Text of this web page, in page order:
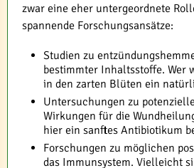
zwar eine eher untergeordnete
spannende Forschungsansätze:
Studien zu
bestimmter Inhaltsstoffe. Wer
in den zarten Blüten ein
Untersuchungen zu
Wirkungen für die
hier ein sanftes Antibiotikum
Forschungen zu möglichen
das Immunsystem. Vielleicht